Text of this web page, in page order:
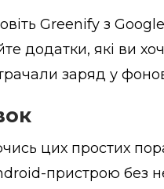
Greenify з
додатки, які ви
заряд у
цих простих
пристрою без